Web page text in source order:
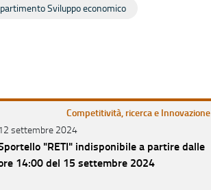
Sviluppo economico
Competitività, ricerca e Innovazione
12 settembre 2024
"RETI" indisponibile a partire dalle
14:00 del 15 settembre 2024